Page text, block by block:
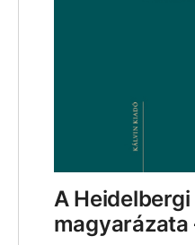
A Heidelbergi
magyarázata